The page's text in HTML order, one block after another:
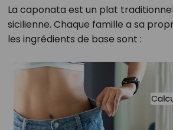
La caponata est un plat
sicilienne. Chaque famille a sa
les ingrédients de base sont :